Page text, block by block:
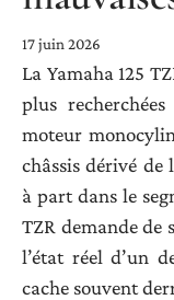
17 juin 2026
La Yamaha 125
plus
moteur
châssis dérivé
à part dans le
TZR demande de
l’état réel d’un
cache souvent